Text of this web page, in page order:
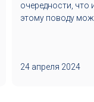
очередности, что
этому поводу
24 апреля 2024